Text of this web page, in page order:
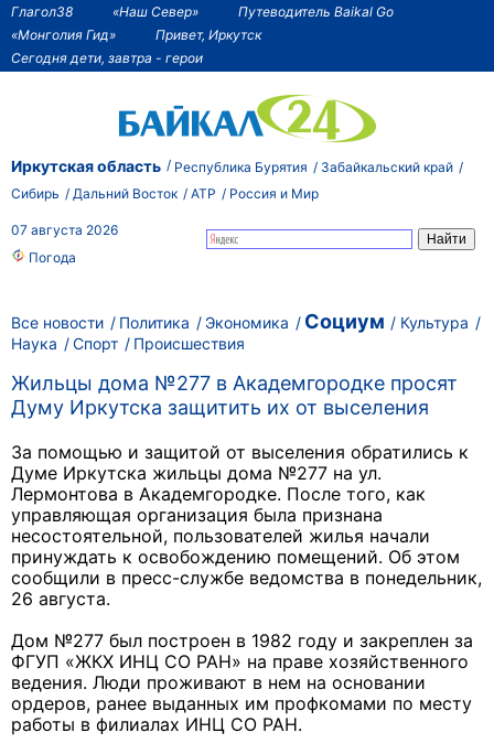
Глагол38 «Наш Север»
Путеводитель Baikal Go
«Монголия Гид»
Привет, Иркутск
Сегодня дети, завтра - герои
Иркутская область Республика Бурятия
Забайкальский край
Сибирь
Дальний Восток АТР Россия и Мир
07 августа 2026
Погода
Все новости Политика Экономика Социум
Культура
Наука
Спорт Происшествия
Жильцы дома №277 в Академгородке просят
Думу Иркутска защитить их от выселения
За помощью и защитой от выселения обратились к
Думе Иркутска жильцы дома №277 на ул.
Лермонтова в Академгородке. После того, как
управляющая организация была признана
несостоятельной, пользователей жилья начали
принуждать к освобождению помещений. Об этом
сообщили в пресс-службе ведомства в понедельник,
26 августа.
Дом №277 был построен в 1982 году и закреплен за
ФГУП «ЖКХ ИНЦ СО РАН» на праве хозяйственного
ведения. Люди проживают в нем на основании
ордеров, ранее выданных им профкомами по месту
работы в филиалах ИНЦ СО РАН.